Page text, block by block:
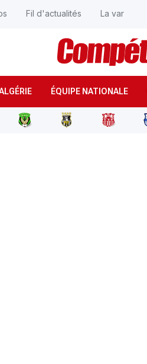
ÉQUIPE NATIONALE
Fil d'actualités La var